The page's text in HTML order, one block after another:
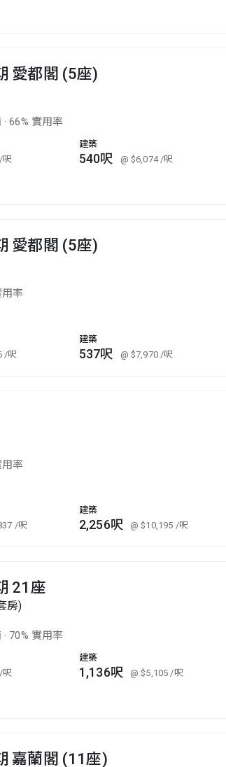
愛都閣 (5座)
· 66% 實用率
/呎
建築
540呎 @ $6,074 /呎
愛都閣 (5座)
用率
/呎
建築
537呎 @ $7,970 /呎
用率
/呎
建築
2,256呎 @ $10,195 /呎
21座
房)
· 70% 實用率
/呎
建築
1,136呎 @ $5,105/呎
嘉蘭閣 (11座)